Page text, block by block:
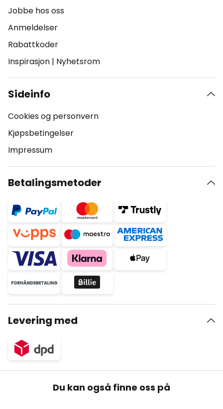
Jobbe hos oss
Anmeldelser
Rabattkoder
Inspirasjon | Nyhetsrom
Sideinfo
Cookies og personvern
Kjøpsbetingelser
Impressum
Betalingsmetoder
Levering med
Du kan også finne oss på